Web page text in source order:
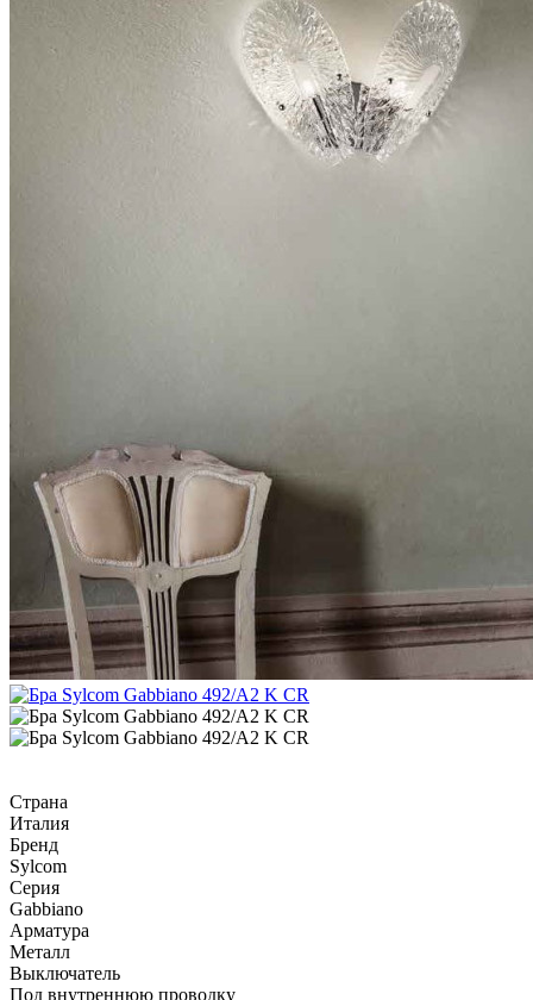
Страна
Италия
Бренд
Sylcom
Серия
Gabbiano
Арматура
Металл
Выключатель
Под внутреннюю проводку